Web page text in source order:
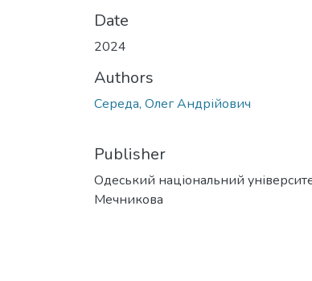
Date
2024
Authors
Середа, Олег Андрійович
Publisher
Одеський національний університет
Мечникова